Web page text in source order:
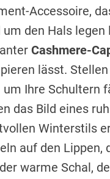
Accessoire,
um den Hals legen
Cashmere-
lässt. Stellen
um Ihre Schultern
das Bild eines
Winterstils
auf den Lippen,
warme Schal,